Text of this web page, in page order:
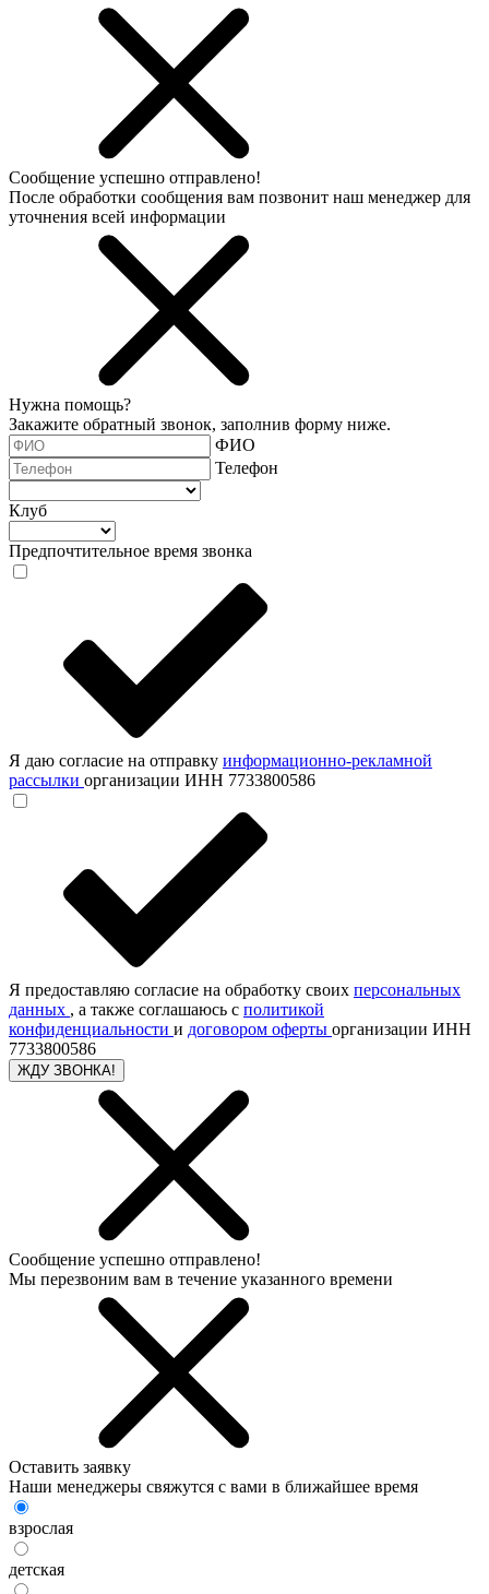
Сообщение успешно отправлено!
После обработки сообщения вам позвонит наш менеджер для
уточнения всей информации
Нужна помощь?
Закажите обратный звонок, заполнив форму ниже.
ФИО
Телефон
Клуб
Предпочтительное время звонка
Я даю согласие на отправку информационно-рекламной
рассылки организации ИНН 7733800586
Я предоставляю согласие на обработку своих персональных
данных , а также соглашаюсь с политикой
конфиденциальности и договором оферты организации ИНН
7733800586
ЖДУ ЗВОНКА!
Сообщение успешно отправлено!
Мы перезвоним вам в течение указанного времени
Оставить заявку
Наши менеджеры свяжутся с вами в ближайшее время
взрослая
детская